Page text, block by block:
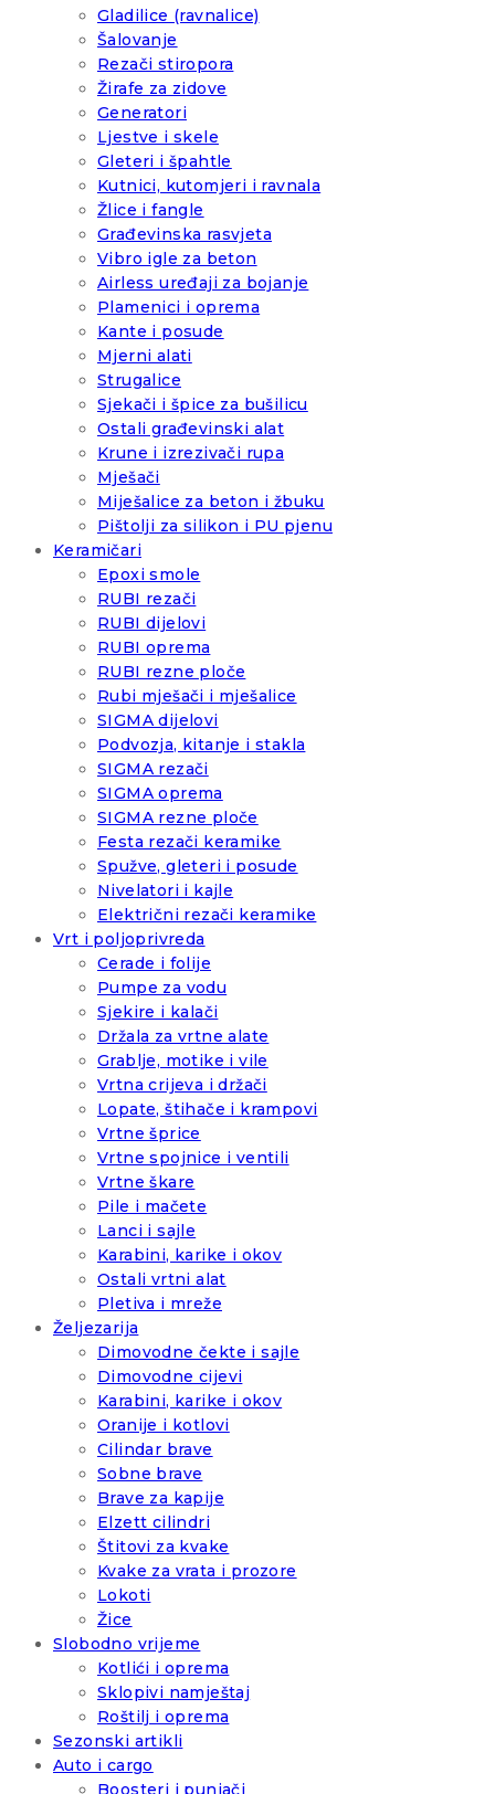
Gladilice (ravnalice)
Šalovanje
Rezači stiropora
Žirafe za zidove
Generatori
Ljestve i skele
Gleteri i špahtle
Kutnici, kutomjeri i ravnala
Žlice i fangle
Građevinska rasvjeta
Vibro igle za beton
Airless uređaji za bojanje
Plamenici i oprema
Kante i posude
Mjerni alati
Strugalice
Sjekači i špice za bušilicu
Ostali građevinski alat
Krune i izrezivači rupa
Mješači
Miješalice za beton i žbuku
Pištolji za silikon i PU pjenu
Keramičari
Epoxi smole
RUBI rezači
RUBI dijelovi
RUBI oprema
RUBI rezne ploče
Rubi mješači i mješalice
SIGMA dijelovi
Podvozja, kitanje i stakla
SIGMA rezači
SIGMA oprema
SIGMA rezne ploče
Festa rezači keramike
Spužve, gleteri i posude
Nivelatori i kajle
Električni rezači keramike
Vrt i poljoprivreda
Cerade i folije
Pumpe za vodu
Sjekire i kalači
Držala za vrtne alate
Grablje, motike i vile
Vrtna crijeva i držači
Lopate, štihače i krampovi
Vrtne šprice
Vrtne spojnice i ventili
Vrtne škare
Pile i mačete
Lanci i sajle
Karabini, karike i okov
Ostali vrtni alat
Pletiva i mreže
Željezarija
Dimovodne čekte i sajle
Dimovodne cijevi
Karabini, karike i okov
Oranije i kotlovi
Cilindar brave
Sobne brave
Brave za kapije
Elzett cilindri
Štitovi za kvake
Kvake za vrata i prozore
Lokoti
Žice
Slobodno vrijeme
Kotlići i oprema
Sklopivi namještaj
Roštilj i oprema
Sezonski artikli
Auto i cargo
Boosteri i punjači